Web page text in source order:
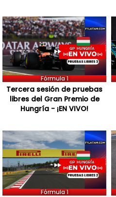
Fórmula 1
Tercera sesión de pruebas
libres del Gran Premio de
Hungría - ¡EN VIVO!
Fórmula 1